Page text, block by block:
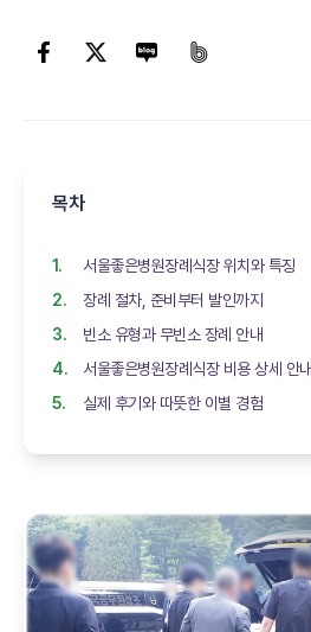
목차
서울좋은병원장례식장 위치와 특징
장례 절차, 준비부터 발인까지
빈소 유형과 무빈소 장례 안내
서울좋은병원장례식장 비용 상세 안내
실제 후기와 따뜻한 이별 경험